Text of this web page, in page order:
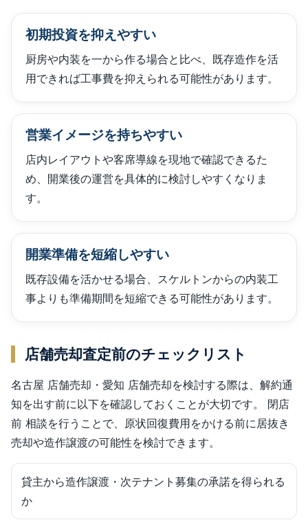
初期投資を抑えやすい
厨房や内装を一から作る場合と比べ、既存造作を活
用できれば工事費を抑えられる可能性があります。
営業イメージを持ちやすい
店内レイアウトや客席導線を現地で確認できるた
め、開業後の運営を具体的に検討しやすくなりま
す。
開業準備を短縮しやすい
既存設備を活かせる場合、スケルトンからの内装工
事よりも準備期間を短縮できる可能性があります。
店舗売却査定前のチェックリスト
名古屋 店舗売却・愛知 店舗売却を検討する際は、解約通
知を出す前に以下を確認しておくことが大切です。 閉店
前 相談を行うことで、原状回復費用をかける前に居抜き
売却や造作譲渡の可能性を検討できます。
貸主から造作譲渡・次テナント募集の承諾を得られる
か